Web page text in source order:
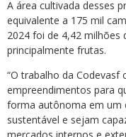
A área cultivada desses
equivalente a 175 mil
2024 foi de 4,42 milhões
principalmente frutas.
“O trabalho da
empreendimentos para
forma autônoma em um
sustentável e sejam